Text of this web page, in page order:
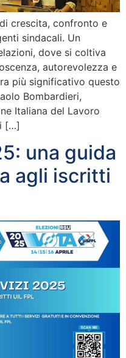
crescita, confronto e
sindacali. Un
dove si coltiva
autorevolezza e
più significativo questo
Bombardieri,
Italiana del Lavoro
[…]
una guida
agli iscritti